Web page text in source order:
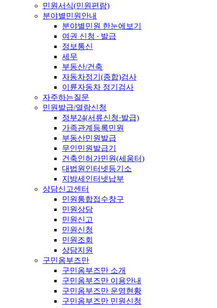
민원서식(민원편람)
분야별민원안내
분야별민원 한눈에보기
여권 신청 ∙ 발급
정보통신
세무
부동산/건축
자동차정기(종합)검사
이륜자동차 정기검사
자주하는질문
민원발급/열람신청
정부24(서류신청·발급)
가족관계등록민원
부동산민원발급
무인민원발급기
건축인허가민원(세움터)
대법원인터넷등기소
지방세인터넷납부
상담신고센터
민원통합접수창구
민원상담
민원신고
민원신청
민원조회
상담지원
구민옴부즈만
구민옴부즈만 소개
구민옴부즈만 이용안내
구민옴부즈만 운영현황
구민옴부즈만 민원신청